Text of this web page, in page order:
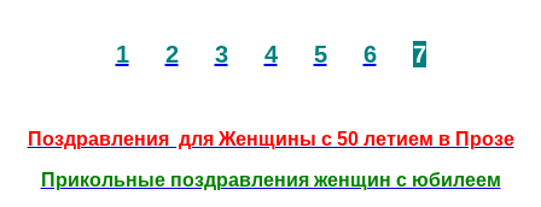
1 2 3 4 5 6 7
Поздравления для Женщины с 50 летием в Прозе
Прикольные поздравления женщин с юбилеем